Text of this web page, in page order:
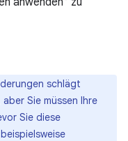
schlägt
Sie müssen Ihre
Sie diese